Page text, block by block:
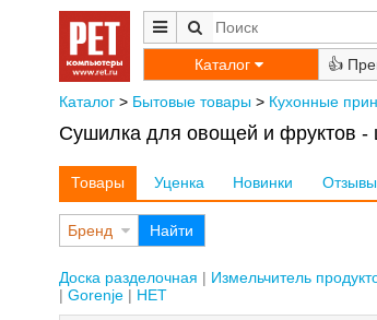
Каталог 👍
Каталог> Бытовые товары> Кухонные
Сушилка для овощей и фруктов -
Товары Уценка Новинки Отзывы
Бренд Найти
Доска разделочная Измельчитель
Gorenje
НЕТ